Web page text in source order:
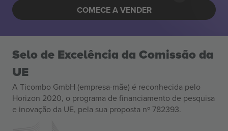
COMECE A VENDER
Selo de Excelência da Comissão da
UE
A Ticombo GmbH (empresa-mãe) é reconhecida pelo
Horizon 2020, o programa de financiamento de pesquisa
e inovação da UE, pela sua proposta nº 782393.